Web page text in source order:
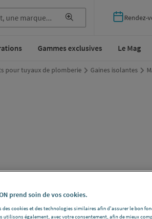
Rendez-
Gammes exclusives Le Mag
pour tuyaux de plomberie Gaines isolantes
prend soin de vos cookies.
des cookies et des technologies similaires afin d'assurer le bon
utilisons également, avec votre consentement, afin de mieux